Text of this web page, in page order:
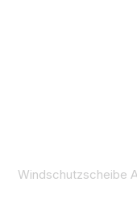
Windschutzscheibe